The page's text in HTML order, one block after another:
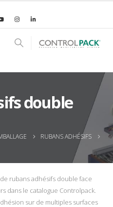
double
RUBANS ADHÉSIFS
rubans adhésifs double face
dans le catalogue Controlpack.
sur de multiples surfaces